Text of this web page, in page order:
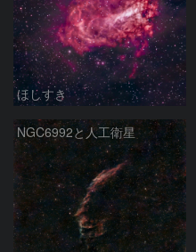
ほしすき
NGC6992と人工衛星